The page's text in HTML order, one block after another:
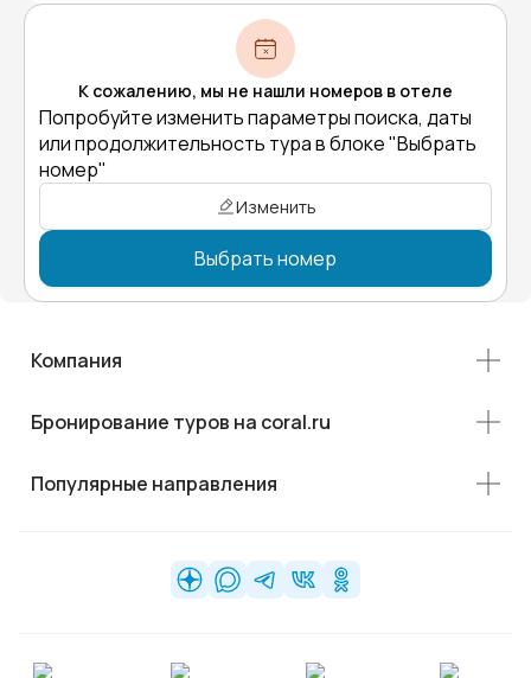
К сожалению, мы не нашли номеров в отеле
Попробуйте изменить параметры поиска, даты
или продолжительность тура в блоке "Выбрать
номер"
Изменить
Выбрать номер
Компания
Бронирование туров на coral.ru
Популярные направления